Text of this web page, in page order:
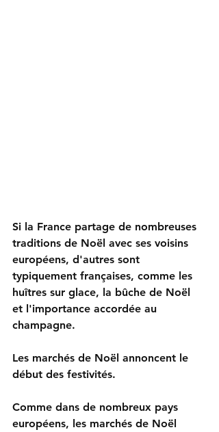
Si la France partage de nombreuses
traditions de Noël avec ses voisins
européens, d'autres sont
typiquement françaises, comme les
huîtres sur glace, la bûche de Noël
et l'importance accordée au
champagne.
Les marchés de Noël annoncent le
début des festivités.
Comme dans de nombreux pays
européens, les marchés de Noël